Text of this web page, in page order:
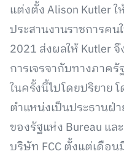
แต่งตั้ง Alison Kutler
ประสานงานราชการค
2021 ส่งผลให้ Kutler
การเจรจากับทางภาครั
ในครั้งนี้ไปโดยปริยาย
ตำแหน่งเป็นประธานฝ่
ของรัฐแห่ง Bureau แ
บริษัท FCC ตั้งแต่เดือ